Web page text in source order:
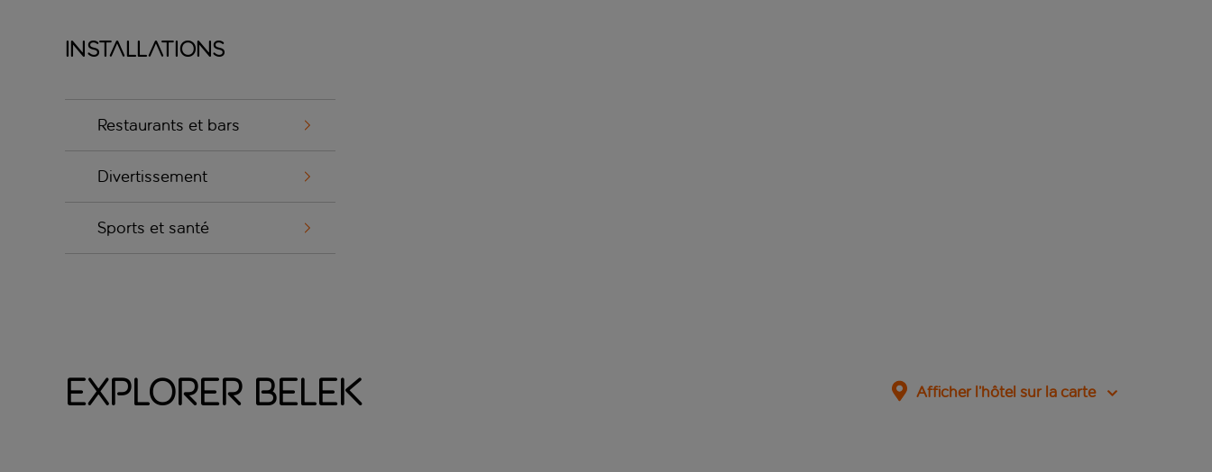
Installations
Restaurants et bars
Divertissement
Sports et santé
Explorer Belek Afficher l’hôtel sur la carte